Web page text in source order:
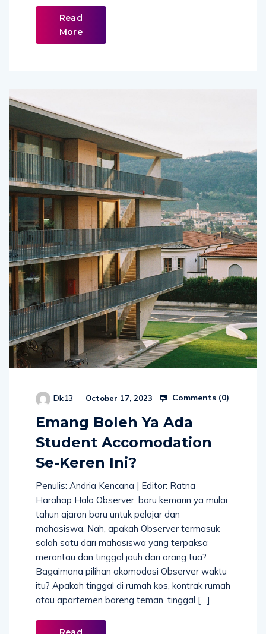
Read
More
Dk13 October 17, 2023 Comments (0)
Emang Boleh Ya Ada
Student Accomodation
Se-Keren Ini?
Penulis: Andria Kencana | Editor: Ratna
Harahap Halo Observer, baru kemarin ya mulai
tahun ajaran baru untuk pelajar dan
mahasiswa. Nah, apakah Observer termasuk
salah satu dari mahasiswa yang terpaksa
merantau dan tinggal jauh dari orang tua?
Bagaimana pilihan akomodasi Observer waktu
itu? Apakah tinggal di rumah kos, kontrak rumah
atau apartemen bareng teman, tinggal […]